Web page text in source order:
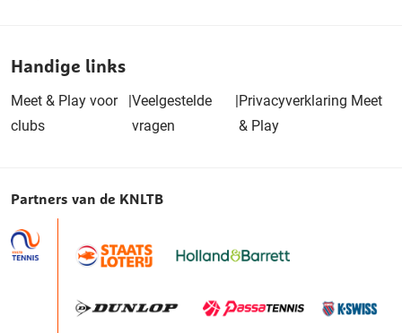
Handige links
Meet & Play voor
clubs
|Veelgestelde
vragen
|Privacyverklaring Meet
& Play
Partners van de KNLTB